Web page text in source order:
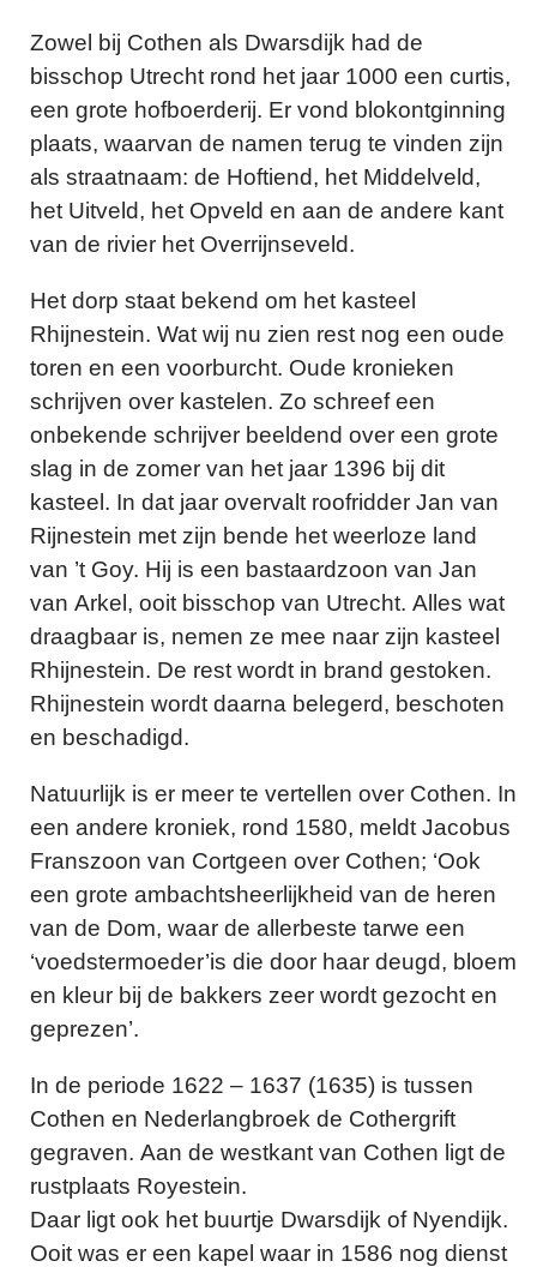
Zowel bij Cothen als Dwarsdijk had de
bisschop Utrecht rond het jaar 1000 een curtis,
een grote hofboerderij. Er vond blokontginning
plaats, waarvan de namen terug te vinden zijn
als straatnaam: de Hoftiend, het Middelveld,
het Uitveld, het Opveld en aan de andere kant
van de rivier het Overrijnseveld.
Het dorp staat bekend om het kasteel
Rhijnestein. Wat wij nu zien rest nog een oude
toren en een voorburcht. Oude kronieken
schrijven over kastelen. Zo schreef een
onbekende schrijver beeldend over een grote
slag in de zomer van het jaar 1396 bij dit
kasteel. In dat jaar overvalt roofridder Jan van
Rijnestein met zijn bende het weerloze land
van ’t Goy. Hij is een bastaardzoon van Jan
van Arkel, ooit bisschop van Utrecht. Alles wat
draagbaar is, nemen ze mee naar zijn kasteel
Rhijnestein. De rest wordt in brand gestoken.
Rhijnestein wordt daarna belegerd, beschoten
en beschadigd.
Natuurlijk is er meer te vertellen over Cothen. In
een andere kroniek, rond 1580, meldt Jacobus
Franszoon van Cortgeen over Cothen; ‘Ook
een grote ambachtsheerlijkheid van de heren
van de Dom, waar de allerbeste tarwe een
‘voedstermoeder’is die door haar deugd, bloem
en kleur bij de bakkers zeer wordt gezocht en
geprezen’.
In de periode 1622 – 1637 (1635) is tussen
Cothen en Nederlangbroek de Cothergrift
gegraven. Aan de westkant van Cothen ligt de
rustplaats Royestein.
Daar ligt ook het buurtje Dwarsdijk of Nyendijk.
Ooit was er een kapel waar in 1586 nog dienst